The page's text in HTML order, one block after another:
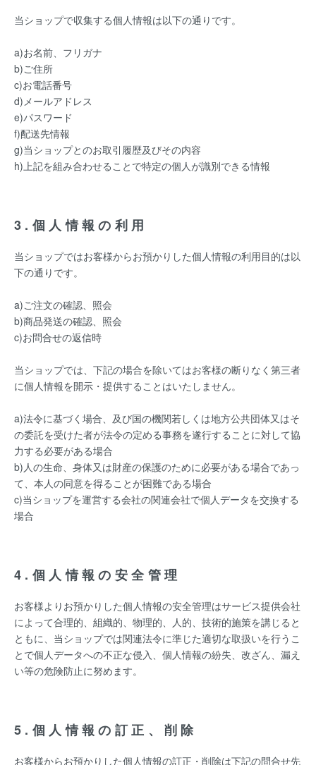
当ショップで収集する個人情報は以下の通りです。
a)お名前、フリガナ
b)ご住所
c)お電話番号
d)メールアドレス
e)パスワード
f)配送先情報
g)当ショップとのお取引履歴及びその内容
h)上記を組み合わせることで特定の個人が識別できる情報
3.個人情報の利用
当ショップではお客様からお預かりした個人情報の利用目的は以
下の通りです。
a)ご注文の確認、照会
b)商品発送の確認、照会
c)お問合せの返信時
当ショップでは、下記の場合を除いてはお客様の断りなく第三者
に個人情報を開示・提供することはいたしません。
a)法令に基づく場合、及び国の機関若しくは地方公共団体又はそ
の委託を受けた者が法令の定める事務を遂行することに対して協
力する必要がある場合
b)人の生命、身体又は財産の保護のために必要がある場合であっ
て、本人の同意を得ることが困難である場合
c)当ショップを運営する会社の関連会社で個人データを交換する
場合
4.個人情報の安全管理
お客様よりお預かりした個人情報の安全管理はサービス提供会社
によって合理的、組織的、物理的、人的、技術的施策を講じると
ともに、当ショップでは関連法令に準じた適切な取扱いを行うこ
とで個人データへの不正な侵入、個人情報の紛失、改ざん、漏え
い等の危険防止に努めます。
5.個人情報の訂正、削除
お客様からお預かりした個人情報の訂正・削除は下記の問合せ先